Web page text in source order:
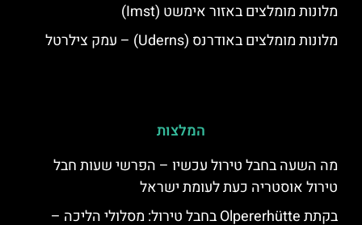
מלונות מומלצים באזור אימשט (Imst)
מלונות מומלצים באודרנס (Uderns) – עמק צילרטל
המלצות
מה השעה בחבל טירול עכשיו – הפרשי שעות חבל
טירול אוסטריה כעת לעומת ישראל
בקתת Olpererhütte בחבל טירול: מסלולי הליכה –